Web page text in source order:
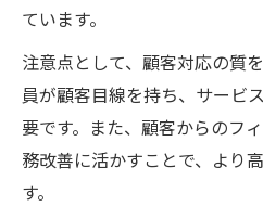
ています。
注意点として、顧客対応の質
員が顧客目線を持ち、サービ
要です。また、顧客からのフ
務改善に活かすことで、より
す。